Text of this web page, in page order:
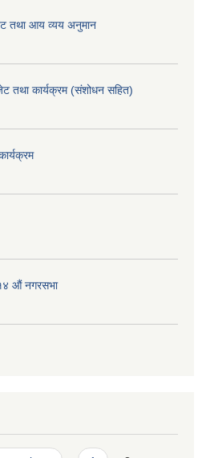
तथा आय व्यय अनुमान
तथा कार्यक्रम (संशोधन सहित)
औं नगरसभा